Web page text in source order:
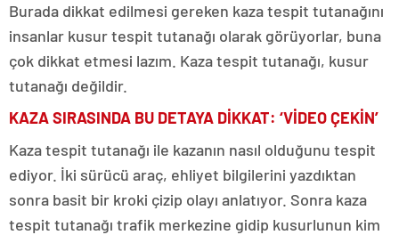
Burada dikkat edilmesi gereken kaza tespit tutanağını
insanlar kusur tespit tutanağı olarak görüyorlar, buna
çok dikkat etmesi lazım. Kaza tespit tutanağı, kusur
tutanağı değildir.
KAZA SIRASINDA BU DETAYA DİKKAT: ‘VİDEO ÇEKİN’
Kaza tespit tutanağı ile kazanın nasıl olduğunu tespit
ediyor. İki sürücü araç, ehliyet bilgilerini yazdıktan
sonra basit bir kroki çizip olayı anlatıyor. Sonra kaza
tespit tutanağı trafik merkezine gidip kusurlunun kim